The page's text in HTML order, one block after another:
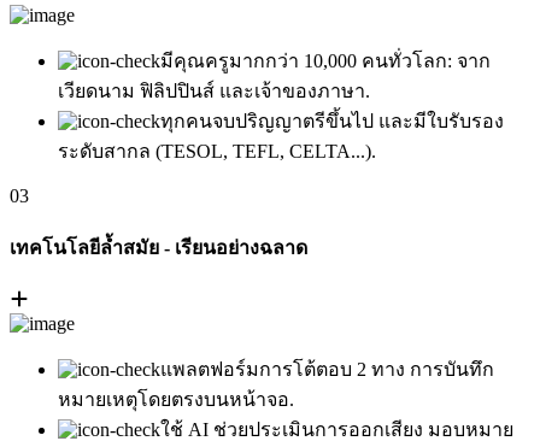
มีคุณครูมากกว่า 10,000 คนทั่วโลก: จาก
เวียดนาม ฟิลิปปินส์ และเจ้าของภาษา.
ทุกคนจบปริญญาตรีขึ้นไป และมีใบรับรอง
ระดับสากล (TESOL, TEFL, CELTA...).
03
เทคโนโลยีล้ำสมัย - เรียนอย่างฉลาด
แพลตฟอร์มการโต้ตอบ 2 ทาง การบันทึก
หมายเหตุโดยตรงบนหน้าจอ.
ใช้ AI ช่วยประเมินการออกเสียง มอบหมาย